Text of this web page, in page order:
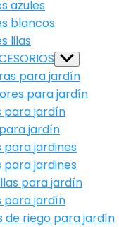
azules
blancos
lilas
Show
sub
menu
para jardín
para jardín
para jardín
jardín
para jardines
para jardines
para jardín
para jardín
de riego para jardín